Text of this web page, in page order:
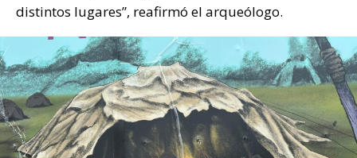
distintos lugares”, reafirmó el arqueólogo.